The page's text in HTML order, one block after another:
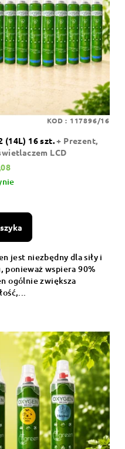
(14L) 16 szt.+ Prezent,
LCD
jest niezbędny dla siły i
ponieważ wspiera 90%
ogólnie zwiększa
KOD : 117896/16